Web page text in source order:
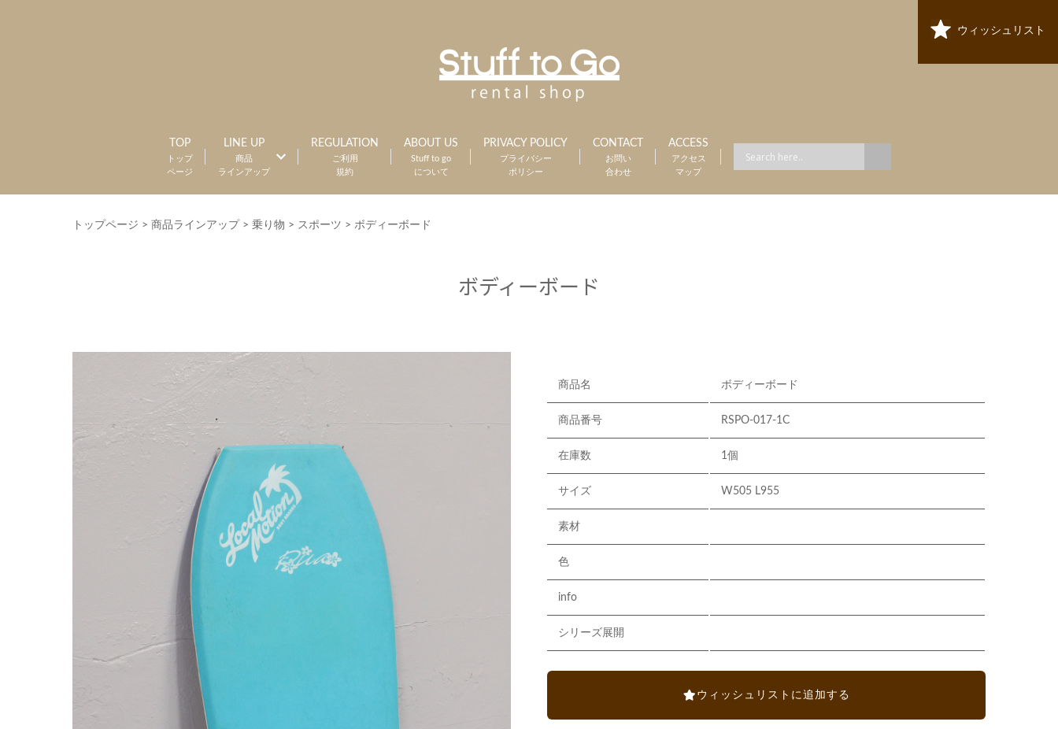
ウィッシュリスト
TOP
トップ
ページ
LINE UP
商品
ラインアップ
REGULATION
ご利用
規約
ABOUT US
Stuff to go
について
PRIVACY POLICY
プライバシー
ポリシー
CONTACT
お問い
合わせ
ACCESS
アクセス
マップ
トップページ > 商品ラインアップ > 乗り物 > スポーツ > ボディーボード
ボディーボード
商品名 ボディーボード
商品番号 RSPO-017-1C
在庫数 1個
サイズ W505 L955
素材
色
info
シリーズ展開
ウィッシュリストに追加する